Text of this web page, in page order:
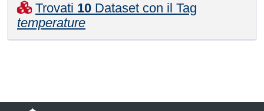
Trovati 10 Dataset con il Tag
temperature